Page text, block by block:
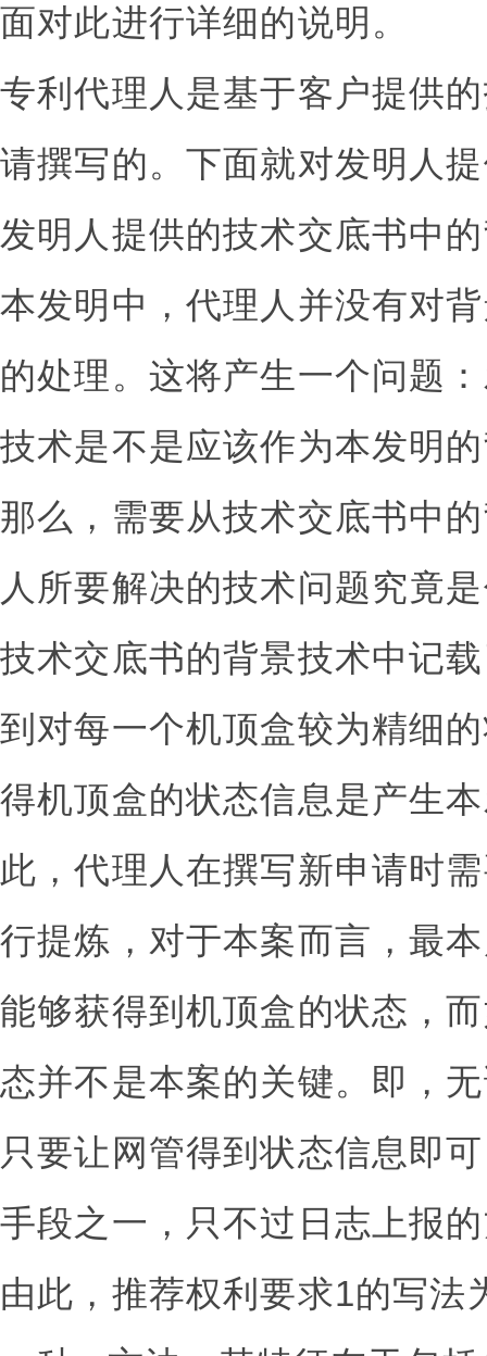
面对此进行详细的说明。
专利代理人是基于客户提供
请撰写的。下面就对发明人
发明人提供的技术交底书中
本发明中，代理人并没有对
的处理。这将产生一个问题
技术是不是应该作为本发明
那么，需要从技术交底书中
人所要解决的技术问题究竟
技术交底书的背景技术中记
到对每一个机顶盒较为精细
得机顶盒的状态信息是产生
此，代理人在撰写新申请时
行提炼，对于本案而言，最
能够获得到机顶盒的状态，
态并不是本案的关键。即，
只要让网管得到状态信息即
手段之一，只不过日志上报
由此，推荐权利要求1的写法